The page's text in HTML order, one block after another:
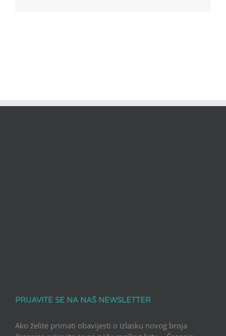
PRIJAVITE SE NA NAŠ NEWSLETTER
Ako želite primati obavijesti o izlasku novog broja